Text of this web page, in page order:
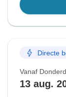
Directe
Vanaf
13 aug.